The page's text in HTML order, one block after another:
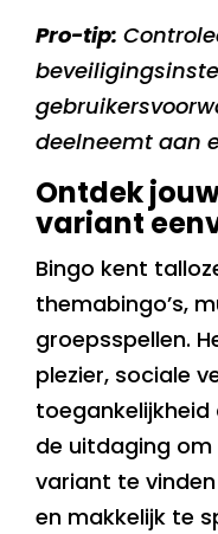
Pro-tip:
deelneemt aan
Ontdek
variant
Bingo kent
themabingo’s,
groepsspellen.
plezier, sociale
toegankelijkheid
de uitdaging om
variant te
en makkelijk te